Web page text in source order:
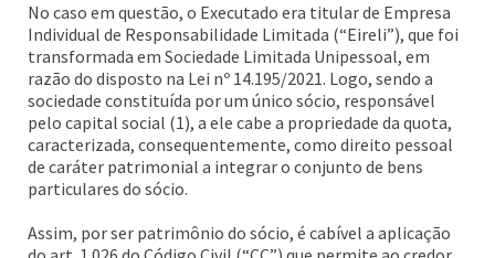
No caso em questão, o Executado era titular de Empresa
Individual de Responsabilidade Limitada (“Eireli”), que foi
transformada em Sociedade Limitada Unipessoal, em
razão do disposto na Lei nº 14.195/2021. Logo, sendo a
sociedade constituída por um único sócio, responsável
pelo capital social (1), a ele cabe a propriedade da quota,
caracterizada, consequentemente, como direito pessoal
de caráter patrimonial a integrar o conjunto de bens
particulares do sócio.
Assim, por ser patrimônio do sócio, é cabível a aplicação